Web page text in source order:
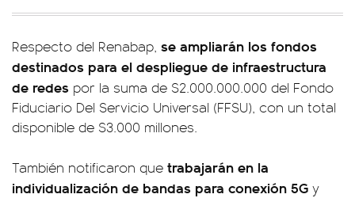
Respecto del Renabap, se ampliarán los fondos
destinados para el despliegue de infraestructura
de redes por la suma de $2.000.000.000 del Fondo
Fiduciario Del Servicio Universal (FFSU), con un total
disponible de $3.000 millones.
También notificaron que trabajarán en la
individualización de bandas para conexión 5G y